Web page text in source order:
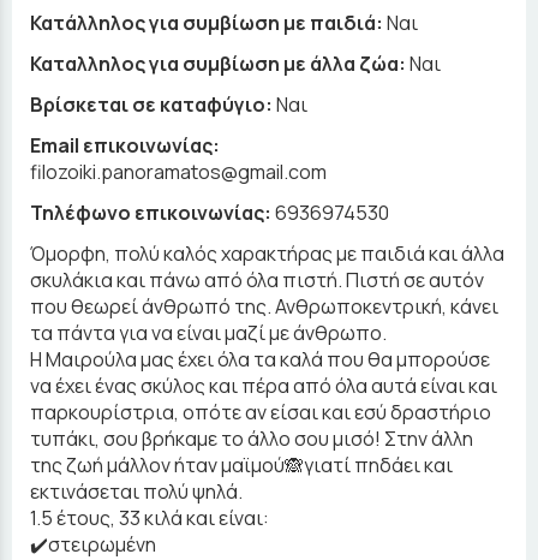
Κατάλληλος για συμβίωση με παιδιά: Ναι
Καταλληλος για συμβίωση με άλλα ζώα: Ναι
Βρίσκεται σε καταφύγιο: Ναι
Email επικοινωνίας:
filozoiki.panoramatos@gmail.com
Τηλέφωνο επικοινωνίας: 6936974530
Όμορφη, πολύ καλός χαρακτήρας με παιδιά και άλλα
σκυλάκια και πάνω από όλα πιστή. Πιστή σε αυτόν
που θεωρεί άνθρωπό της. Ανθρωποκεντρική, κάνει
τα πάντα για να είναι μαζί με άνθρωπο.
Η Μαιρούλα μας έχει όλα τα καλά που θα μπορούσε
να έχει ένας σκύλος και πέρα από όλα αυτά είναι και
παρκουρίστρια, οπότε αν είσαι και εσύ δραστήριο
τυπάκι, σου βρήκαμε το άλλο σου μισό! Στην άλλη
της ζωή μάλλον ήταν μαϊμού🙈γιατί πηδάει και
εκτινάσεται πολύ ψηλά.
1.5 έτους, 33 κιλά και είναι:
✔️στειρωμένη